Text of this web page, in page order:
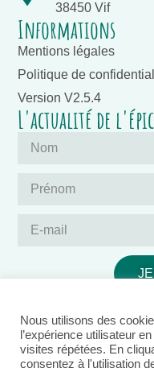
38450 Vif
Informations
Mentions légales
Politique de
Version V2.5.4
L'actualité de
Nous utilisons des
l’expérience utilisateur
visites répétées. En
consentez à l'utilisation